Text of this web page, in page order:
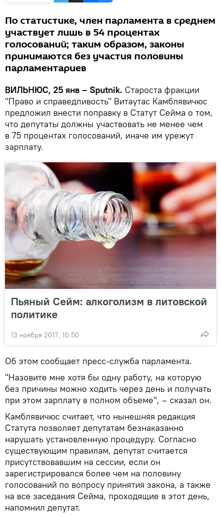
По статистике, член парламента в среднем
участвует лишь в 54 процентах
голосований; таким образом, законы
принимаются без участия половины
парламентариев
ВИЛЬНЮС, 25 янв – Sputnik. Староста фракции
"Право и справедливость" Витаутас Камблявичюс
предложил внести поправку в Статут Сейма о том,
что депутаты должны участвовать не менее чем
в 75 процентах голосований, иначе им урежут
зарплату.
Пьяный Сейм: алкоголизм в литовской
политике
13 ноября 2017, 10:50
Об этом сообщает пресс-служба парламента.
"Назовите мне хотя бы одну работу, на которую
без причины можно ходить через день и получать
при этом зарплату в полном объеме", – сказал он.
Камблявичюс считает, что нынешняя редакция
Статута позволяет депутатам безнаказанно
нарушать установленную процедуру. Согласно
существующим правилам, депутат считается
присутствовавшим на сессии, если он
зарегистрировался более чем на половину
голосований по вопросу принятия закона, а также
на все заседания Сейма, проходящие в этот день,
напомнил депутат.